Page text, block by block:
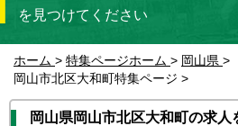
を見つけてください
ホーム > 特集ページホーム > 岡山県 >
岡山市北区大和町特集ページ >
岡山県岡山市北区大和町の求人